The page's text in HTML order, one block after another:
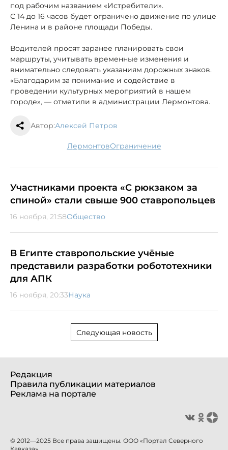
под рабочим названием «Истребители».
С 14 до 16 часов будет ограничено движение по улице
Ленина и в районе площади Победы.
Водителей просят заранее планировать свои
маршруты, учитывать временные изменения и
внимательно следовать указаниям дорожных знаков.
«Благодарим за понимание и содействие в
проведении культурных мероприятий в нашем
городе», — отметили в администрации Лермонтова.
Автор:Алексей Петров
Лермонтов ограничение
Участниками проекта «С рюкзаком за
спиной» стали свыше 900 ставропольцев
16 ноября, 21:58Общество
В Египте ставропольские учёные
представили разработки робототехники
для АПК
16 ноября, 20:33Наука
Следующая новость
Редакция
Правила публикации материалов
Реклама на портале
© 2012—2025 Все права защищены. ООО «Портал Северного